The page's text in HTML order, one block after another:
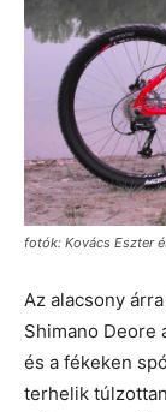
fotók: Kovács Eszter
Az alacsony
Shimano Deore
és a fékeken
terhelik